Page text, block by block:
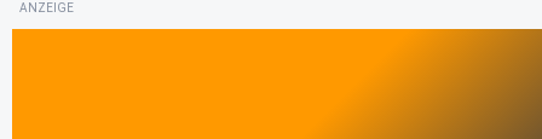
ANZEIGE